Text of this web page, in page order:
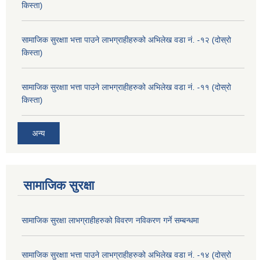
किस्ता)
सामाजिक सुरक्षाा भत्ता पाउने लाभग्राहीहरुको अभिलेख वडा नं. -१२ (दोस्रो
किस्ता)
सामाजिक सुरक्षाा भत्ता पाउने लाभग्राहीहरुको अभिलेख वडा नं. -११ (दोस्रो
किस्ता)
अन्य
सामाजिक सुरक्षा
सामाजिक सुरक्षा लाभग्राहीहरुको विवरण नविकरण गर्ने सम्बन्धमा
सामाजिक सुरक्षाा भत्ता पाउने लाभग्राहीहरुको अभिलेख वडा नं. -१४ (दोस्रो